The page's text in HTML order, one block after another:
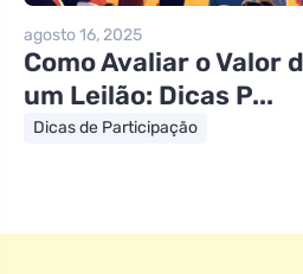
agosto 16, 2025
Como Avaliar o Valor
um Leilão: Dicas P...
Dicas de Participação